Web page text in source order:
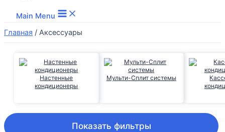
Main Menu
Главная / Аксессуары
Настенные
кондиционеры
Мульти-Сплит системы
Показать фильтры